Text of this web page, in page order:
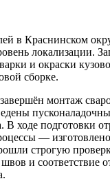
в Краснинском
локализации.
и окраски
сборке.
монтаж
В ходе подготовки
—
строгую
и соответствие